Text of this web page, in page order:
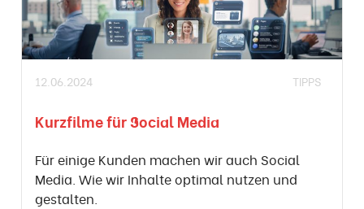
12.06.2024 TIPPS
Kurzfilme für Social Media
Für einige Kunden machen wir auch Social
Media. Wie wir Inhalte optimal nutzen und
gestalten.